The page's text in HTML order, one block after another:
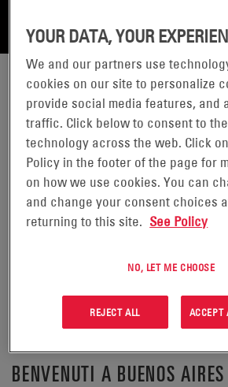
BENVENUTI A BUENOS AIRES
YOUR DATA, YOUR
We and our partners use
cookies on our site to personalize
provide social media features, and
traffic. Click below to consent to
technology across the web. Click
Policy in the footer of the page for
on how we use cookies. You can
and change your consent choices
returning to this site. See Policy
NO, LET ME CHOOSE
REJECT ALL ACCEPT